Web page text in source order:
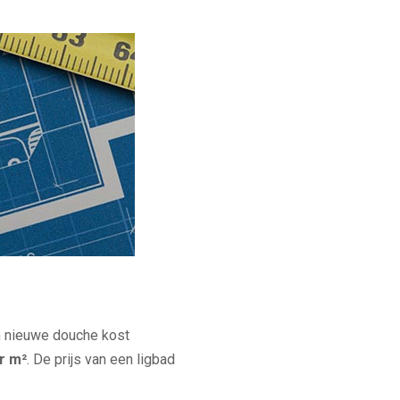
nieuwe douche kost
m². De prijs van een ligbad